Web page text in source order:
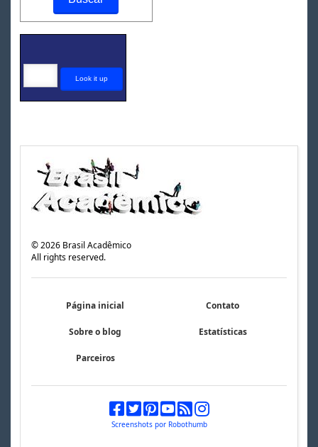
©2026 Brasil Acadêmico
All rights reserved.
Página inicial Contato
Sobre o blog Estatísticas
Parceiros
Screenshots por Robothumb